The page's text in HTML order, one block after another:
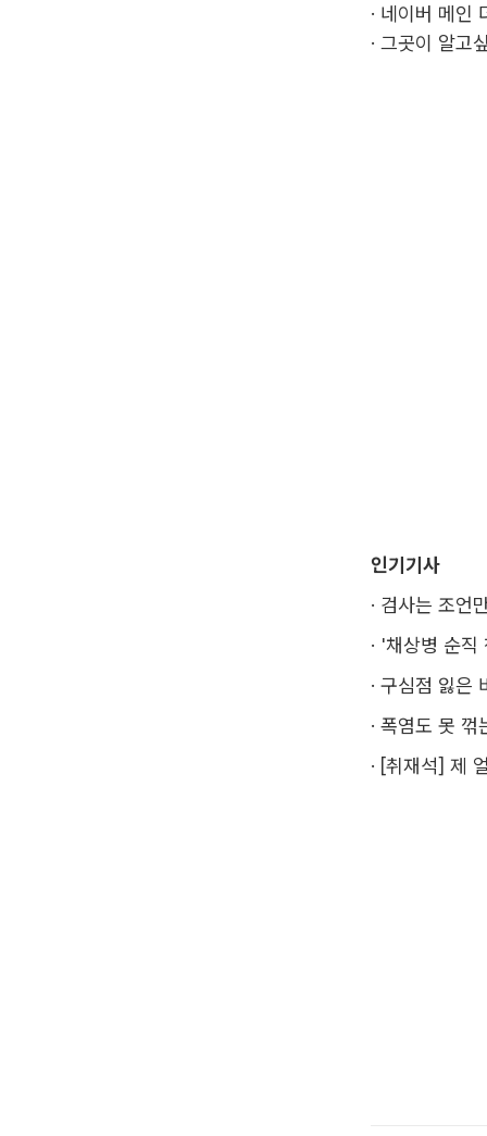
· 네이버 메인
· 그곳이 알고
인기기사
· 검사는 조언
· '채상병 순직
· 구심점 잃은
· 폭염도 못 꺾
· [취재석] 제